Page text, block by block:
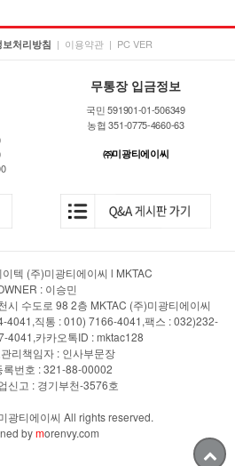
처리방침 | 이용약관 | PC VER
무통장 입금정보
국민 591901-01-506349
농협 351-0775-4660-63
㈜미광티에이씨
텍 (주)미광티에이씨 l MKTAC
: 이승민
시 수도로 98 2층 MKTAC (주)미광티에이씨
4041,직통 : 010) 7166-4041,팩스 : 032)232-
4041,카카오톡ID : mktac128
리책임자 : 인사부문장
록번호 : 321-88-00002
신고 : 경기부천-3576호
광티에이씨 All rights reserved.
bymorenvy.com